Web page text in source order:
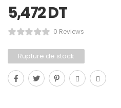
5,472DT
0 Reviews
Rupture de stock